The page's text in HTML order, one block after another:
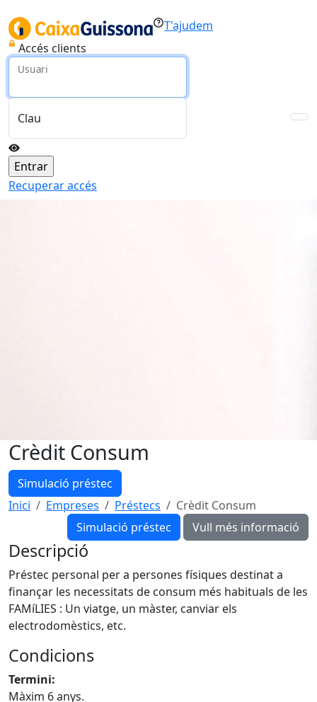
T'ajudem
Accés clients
Usuari
Clau
Recuperar accés
Crèdit Consum
Simulació préstec
Inici
Empreses Préstecs
Crèdit Consum
Simulació préstec
Descripció
Préstec personal per a persones físiques destinat a
finançar les necessitats de consum més habituals de les
FAMíLIES : Un viatge, un màster, canviar els
electrodomèstics, etc.
Condicions
Termini:
Màxim 6 anys.